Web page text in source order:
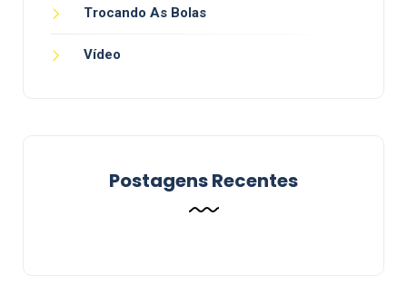
Trocando As Bolas
Vídeo
Postagens Recentes